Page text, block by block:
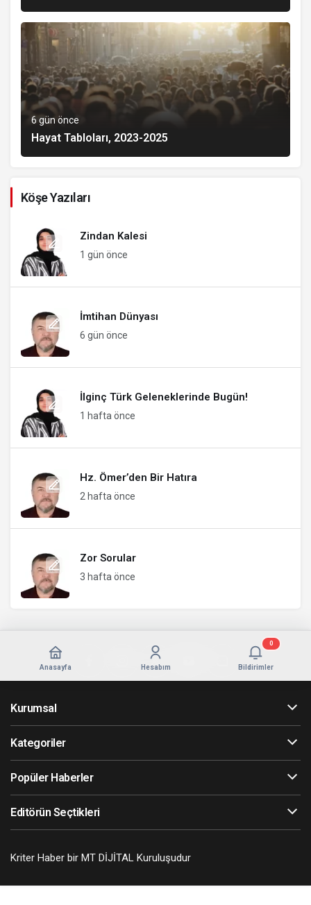
6 gün önce
Hayat Tabloları, 2023-2025
Köşe Yazıları
Zindan Kalesi
1 gün önce
İmtihan Dünyası
6 gün önce
İlginç Türk Geleneklerinde Bugün!
1 hafta önce
Hz. Ömer’den Bir Hatıra
2 hafta önce
Zor Sorular
3 hafta önce
Anasayfa Hesabım Bildirimler
0
Kurumsal
Kategoriler
Popüler Haberler
Editörün Seçtikleri
Kriter Haber bir MT DİJİTAL Kuruluşudur